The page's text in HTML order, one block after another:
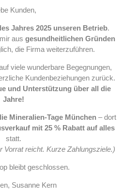
Kunden,
Jahres 2025 unseren Betrieb.
aus gesundheitlichen Gründen
die Firma weiterzuführen.
viele wunderbare Begegnungen,
Kundenbeziehungen zurück.
und Unterstützung über all die
Jahre!
Mineralien-Tage München– dort
mit 25 % Rabatt auf alles
statt.
Vorrat reicht. Kurze Zahlungsziele.)
bleibt geschlossen.
Susanne Kern